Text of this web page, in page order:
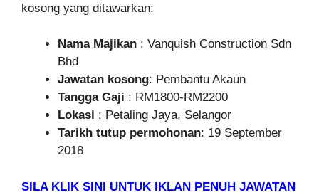
kosong yang ditawarkan:
Nama Majikan : Vanquish Construction Sdn
Bhd
Jawatan kosong: Pembantu Akaun
Tangga Gaji : RM1800-RM2200
Lokasi : Petaling Jaya, Selangor
Tarikh tutup permohonan: 19 September
2018
SILA KLIK SINI UNTUK IKLAN PENUH JAWATAN